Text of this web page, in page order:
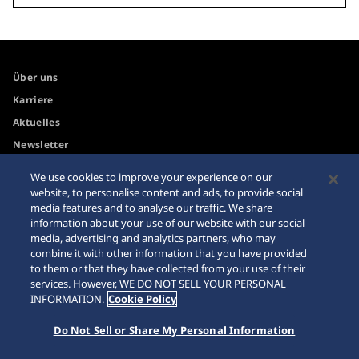
Über uns
Karriere
Aktuelles
Newsletter
Internetkäufe
Impressum
Datenschutzbestimmungen
Händler
Sitemap
We use cookies to improve your experience on our
website, to personalise content and ads, to provide social
media features and to analyse our traffic. We share
information about your use of our website with our social
media, advertising and analytics partners, who may
combine it with other information that you have provided
to them or that they have collected from your use of their
services. However, WE DO NOT SELL YOUR PERSONAL
INFORMATION. Cookie Policy
Do Not Sell or Share My Personal Information